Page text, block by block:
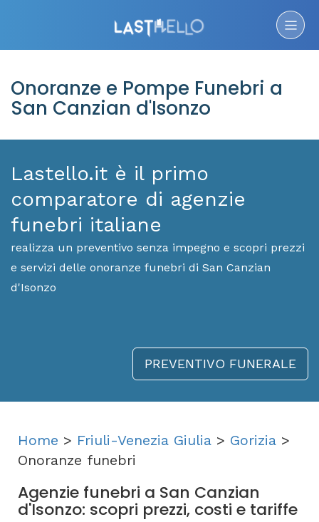
Onoranze e Pompe Funebri a
San Canzian d'Isonzo
Lastello.it è il primo
comparatore di agenzie
funebri italiane
realizza un preventivo senza impegno e scopri prezzi
e servizi delle onoranze funebri di San Canzian
d'Isonzo
PREVENTIVO FUNERALE
Home > Friuli-Venezia Giulia > Gorizia >
Onoranze funebri
Agenzie funebri a San Canzian
d'Isonzo: scopri prezzi, costi e tariffe